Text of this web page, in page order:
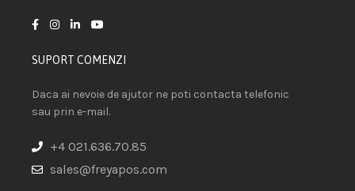
SUPORT COMENZI
Daca ai nevoie de ajutor ne poti contacta telefonic
sau prin e-mail.
+4 021.636.70.85
sales@freyapos.com